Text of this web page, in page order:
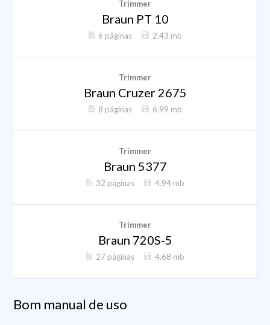
Trimmer
Braun PT 10
6 páginas 2.43 mb
Trimmer
Braun Cruzer 2675
8 páginas 6.99 mb
Trimmer
Braun 5377
32 páginas 4.94 mb
Trimmer
Braun 720S-5
27 páginas 4.68 mb
Bom manual de uso